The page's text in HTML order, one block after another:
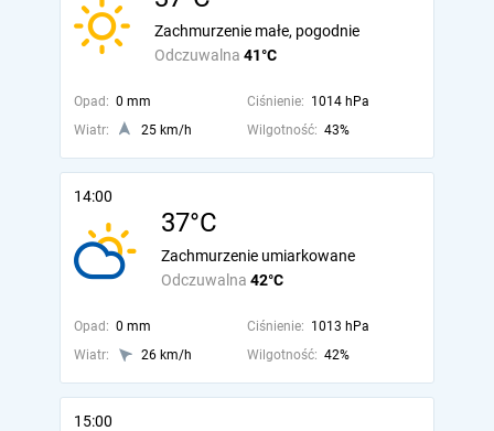
Odczuwalna 41°C
Zachmurzenie małe, pogodnie
Opad: 0 mm Ciśnienie: 1014 hPa
Wiatr:
25 km/h Wilgotność: 43%
14:00
37°C
Odczuwalna 42°C
Zachmurzenie umiarkowane
Opad: 0 mm Ciśnienie: 1013 hPa
Wiatr:
26 km/h Wilgotność: 42%
15:00